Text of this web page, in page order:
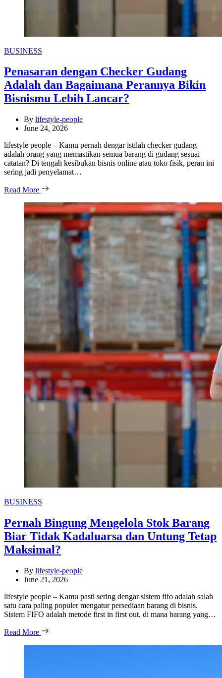
Categories
BUSINESS
Penasaran dengan Checker Gudang
Adalah dan Bagaimana Perannya Bikin
Bisnismu Lebih Lancar?
By lifestyle-people
June 24, 2026
lifestyle people – Kamu pernah dengar istilah checker gudang
adalah orang yang memastikan semua barang di gudang sesuai
catatan? Di tengah kesibukan bisnis online atau toko fisik, peran ini
sering jadi penyelamat…
Read More
Categories
BUSINESS
Pernah Bingung Mengelola Stok Barang
Biar Tidak Kadaluarsa dan Untung Tetap
Maksimal?
By lifestyle-people
June 21, 2026
lifestyle people – Kamu pasti sering dengar sistem fifo adalah salah
satu cara paling populer mengatur persediaan barang di bisnis.
Sistem FIFO adalah metode first in first out, di mana barang yang…
Read More